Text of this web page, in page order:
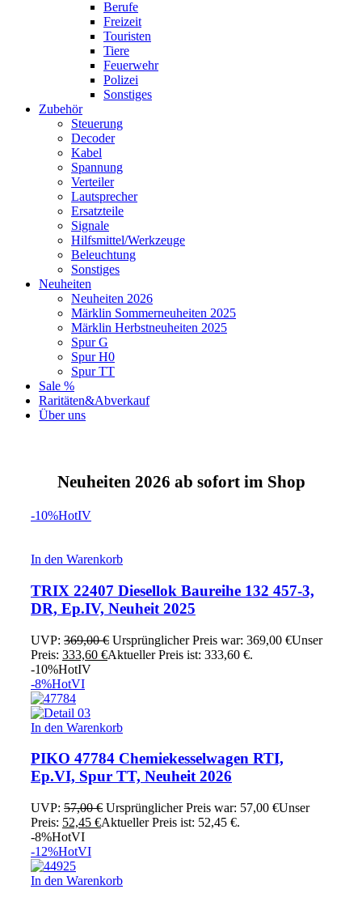
Berufe
Freizeit
Touristen
Tiere
Feuerwehr
Polizei
Sonstiges
Zubehör
Steuerung
Decoder
Kabel
Spannung
Verteiler
Lautsprecher
Ersatzteile
Signale
Hilfsmittel/Werkzeuge
Beleuchtung
Sonstiges
Neuheiten
Neuheiten 2026
Märklin Sommerneuheiten 2025
Märklin Herbstneuheiten 2025
Spur G
Spur H0
Spur TT
Sale %
Raritäten&Abverkauf
Über uns
Neuheiten 2026 ab sofort im Shop
-10%HotIV
In den Warenkorb
TRIX 22407 Diesellok Baureihe 132 457-3,
DR, Ep.IV, Neuheit 2025
UVP: 369,00€ Ursprünglicher Preis war: 369,00 €Unser
Preis: 333,60 €Aktueller Preis ist: 333,60 €.
-10%HotIV
-8%HotVI
In den Warenkorb
PIKO 47784 Chemiekesselwagen RTI,
Ep.VI, Spur TT, Neuheit 2026
UVP: 57,00€ Ursprünglicher Preis war: 57,00 €Unser
Preis: 52,45 €Aktueller Preis ist: 52,45 €.
-8%HotVI
-12%HotVI
In den Warenkorb